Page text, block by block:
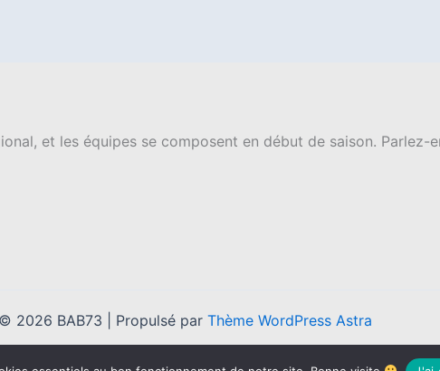
et les équipes se composent en début de saison.
2026 BAB73 | Propulsé par Thème WordPress Astra